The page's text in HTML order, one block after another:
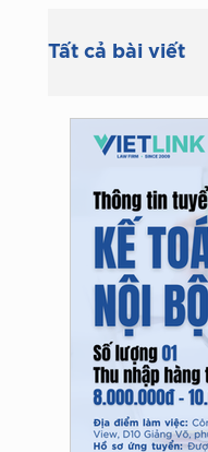
Tất cả bài viết
Doanh
Sở hữu trí
Thương mại
ngân hàng